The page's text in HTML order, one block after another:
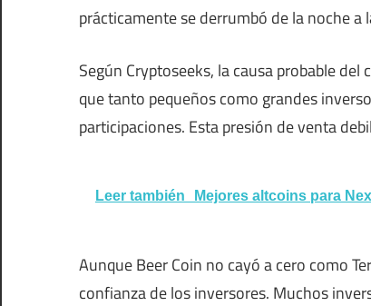
prácticamente se derrumbó de la noche a
Según Cryptoseeks, la causa probable
que tanto pequeños como grandes
participaciones. Esta presión de venta
Leer también Mejores altcoins para
Aunque Beer Coin no cayó a cero como
confianza de los inversores. Muchos